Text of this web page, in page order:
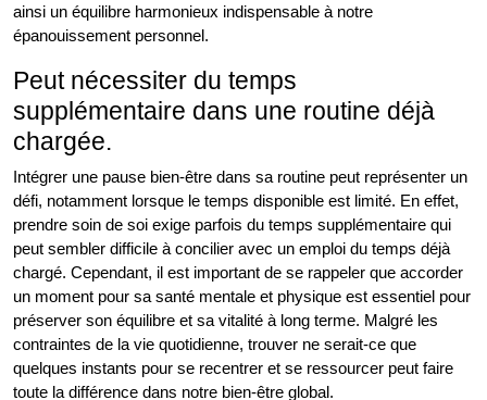
ainsi un équilibre harmonieux indispensable à notre
épanouissement personnel.
Peut nécessiter du temps
supplémentaire dans une routine déjà
chargée.
Intégrer une pause bien-être dans sa routine peut représenter un
défi, notamment lorsque le temps disponible est limité. En effet,
prendre soin de soi exige parfois du temps supplémentaire qui
peut sembler difficile à concilier avec un emploi du temps déjà
chargé. Cependant, il est important de se rappeler que accorder
un moment pour sa santé mentale et physique est essentiel pour
préserver son équilibre et sa vitalité à long terme. Malgré les
contraintes de la vie quotidienne, trouver ne serait-ce que
quelques instants pour se recentrer et se ressourcer peut faire
toute la différence dans notre bien-être global.